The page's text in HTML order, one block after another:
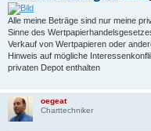
Alle meine Beträge sind nur meine
Sinne des
Verkauf von Wertpapieren oder
Hinweis auf mögliche
privaten Depot enthalten
oegeat
Charttechniker